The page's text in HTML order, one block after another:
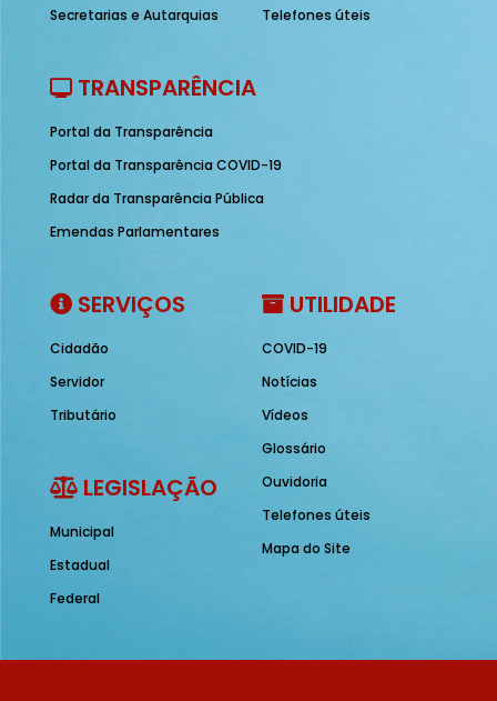
Secretarias e Autarquias
Telefones úteis
TRANSPARÊNCIA
Portal da Transparência
Portal da Transparência COVID-19
Radar da Transparência Pública
Emendas Parlamentares
SERVIÇOS
Cidadão
Servidor
Tributário
LEGISLAÇÃO
Municipal
Estadual
Federal
UTILIDADE
COVID-19
Notícias
Vídeos
Glossário
Ouvidoria
Telefones úteis
Mapa do Site